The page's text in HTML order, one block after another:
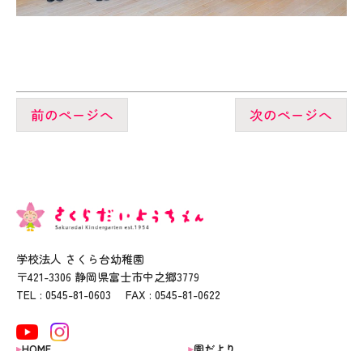
前のページへ 次のページへ
学校法人 さくら台幼稚園
〒421-3306 静岡県富士市中之郷3779
TEL : 0545-81-0603 FAX : 0545-81-0622